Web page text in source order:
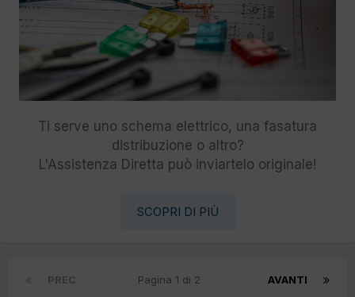
Ti serve uno schema elettrico, una fasatura
distribuzione o altro?
L'Assistenza Diretta può inviartelo originale!
SCOPRI DI PIÙ
PREC AVANTI
Pagina 1 di 2